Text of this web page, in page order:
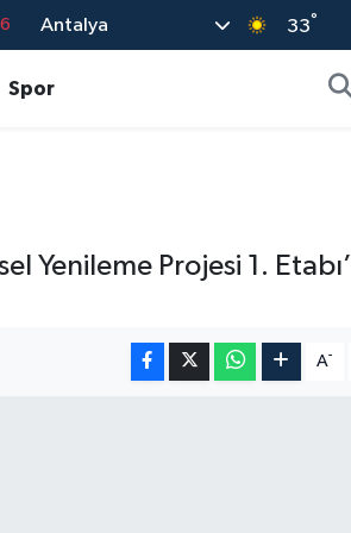
Antalya 33°
Spor
Yenileme Projesi 1. Etabı’
A-